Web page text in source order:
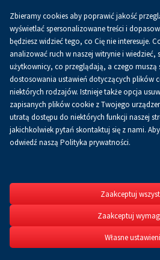
0.00
Zbieramy cookies aby poprawić jakość
wyświetlać spersonalizowane treści i
będziesz widzieć tego, co Cię nie interesuje.
analizować ruch w naszej witrynie i wiedzieć,
użytkownicy, co przeglądają, a czego muszą
dostosowania ustawień dotyczących plików
niektórych rodzajów. Istnieje także opcja
zapisanych plików cookie z Twojego
utratą dostępu do niektórych funkcji naszej
jakichkolwiek pytań skontaktuj się z nami.
odwiedź naszą Polityka prywatności.
Zaakceptuj
Zaakceptuj
Własne